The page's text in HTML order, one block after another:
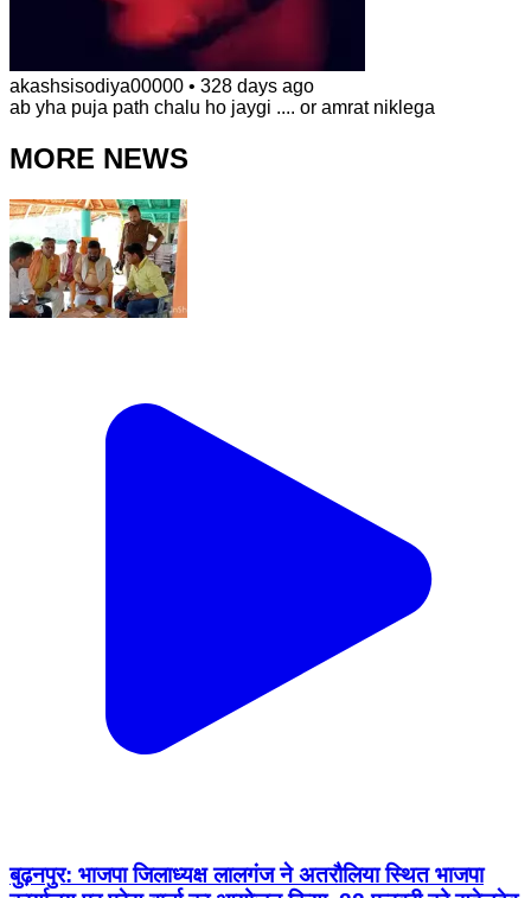
akashsisodiya00000 • 328 days ago
ab yha puja path chalu ho jaygi .... or amrat niklega
MORE NEWS
बुढ़नपुर: भाजपा जिलाध्यक्ष लालगंज ने अतरौलिया स्थित भाजपा